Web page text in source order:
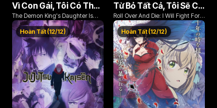
Vì Con Gái, Tôi Có Thể Đánh Bại Cả Ma Vương
The Demon King's Daughter Is
Too Kind!!
Từ Bỏ Tất Cả, Tôi Sẽ Chiến Đấu Cho Một Cuộc Sống Bình Thường Với Tình Yêu Của Đời Mình Và Chiếc Thanh Kiếm Bị Nguyền Rủa!
Roll Over And Die: I Will Fight For
An Ordinary Life With My Love And
Cursed Sword!
Hoàn Tất (12/12) Hoàn Tất (12/12)